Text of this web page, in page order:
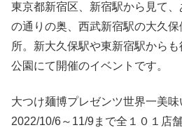
東京都新宿区、新宿駅から見て
の通りの奥、西武新宿駅の大久
所。新大久保駅や東新宿駅から
公園にて開催のイベントです。
大つけ麺博プレゼンツ世界一美
2022/10/6～11/9まで全１０１店